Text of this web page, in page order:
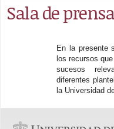
Sala de prensa
En la presente
los recursos
sucesos
diferentes
la Universidad